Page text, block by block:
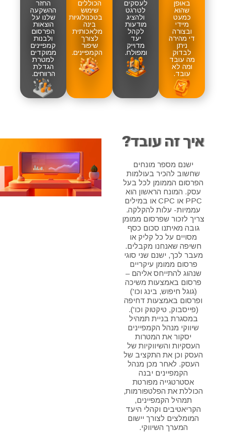
באופן
שהוא
כמעט
מיידי
ובצורה
די מהירה
ניתן
לבדוק
מה עובד
ומה לא
עובד.
לעסקים
לטרגט
ולהציג
מודעות
לקהל
יעד
מדוייק
ומפולח.
הכוללים
שימוש
בטכנולוגיות
בינה
מלאכותית
לצורך
שיפור
הקמפיינים.
החזר
ההשקעה
שלנו על
הוצאות
הפרסום
ולבנות
קמפיינים
ממוקדים
למטרת
הגדלת
הרווחים.
איך זה עובד?
ישנם מספר מונחים
שחשוב להכיר בעולמות
הפרסום הממומן לכל בעל
עסק. המונח הראשון הוא
PPC או CPC או במילים
עממיות- עלות להקלקה.
צריך לזכור שפרסום ממומן
גובה מאיתנו סכום כסף
מסויים על כל קליק או
חשיפה שאנחנו מקבלים.
מעבר לכך, ישנם שני סוגי
פרסום ממומן עיקריים
שנהוג להתייחס אליהם –
פרסום באמצעות משיכה
(גוגל חיפוש, בינג וכו')
ופרסום באמצעות דחיפה
(פייסבוק, טיקטוק וכו').
במסגרת בניית תמהיל
שיווקי מנהל הקמפיינים
יסקור את המטרות
העסקיות והשיווקיות של
העסק וכן את התקציב של
העסק. לאחר מכן מנהל
הקמפיינים יבנה
אסטרטגייה מפורטת
הכוללת את הפלטפורמות,
תמהיל הקמפיינים,
הקריאטיבים וקהלי היעד
המומלצים לצורך יישום
המערך השיווקי.